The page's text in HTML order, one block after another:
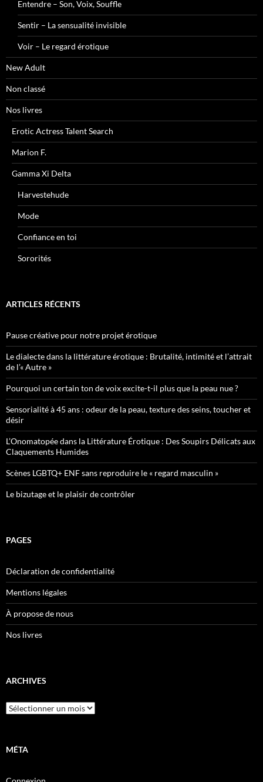
Entendre – Son, Voix, Souffle
Sentir – La sensualité invisible
Voir – Le regard érotique
New Adult
Non classé
Nos livres
Erotic Actress Talent Search
Marion F.
Gamma Xi Delta
Harvestehude
Mode
Confiance en toi
Sororités
ARTICLES RÉCENTS
Pause créative pour notre projet érotique
Le dialecte dans la littérature érotique : Brutalité, intimité et l’attrait
de l’« Autre »
Pourquoi un certain ton de voix excite-t-il plus que la peau nue ?
Sensorialité à 45 ans : odeur de la peau, texture des seins, toucher et
désir
L’Onomatopée dans la Littérature Érotique : Des Soupirs Délicats aux
Claquements Humides
Scènes LGBTQ+ ENF sans reproduire le « regard masculin »
Le bizutage et le plaisir de contrôler
PAGES
Déclaration de confidentialité
Mentions légales
À propose de nous
Nos livres
ARCHIVES
Archives
MÉTA